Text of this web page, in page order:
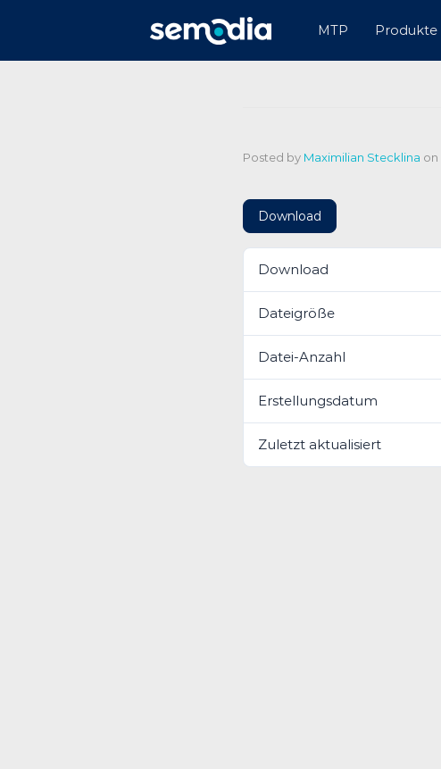
MTP Produkte
Posted by Maximilian Stecklina on
Download
Download
Dateigröße
Datei-Anzahl
Erstellungsdatum
Zuletzt aktualisiert